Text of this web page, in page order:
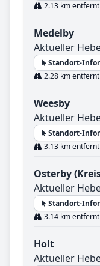
2.13 km entfernt
Medelby
Aktueller
Standort-
2.28 km entfernt
Weesby
Aktueller
Standort-
3.13 km entfernt
Osterby
Aktueller
Standort-
3.14 km entfernt
Holt
Aktueller